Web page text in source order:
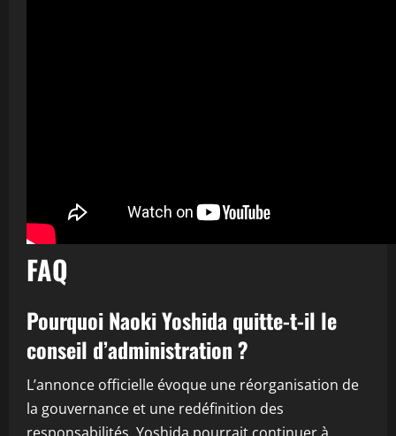
FAQ
Pourquoi Naoki Yoshida quitte-t-il le
conseil d’administration ?
L’annonce officielle évoque une réorganisation de
la gouvernance et une redéfinition des